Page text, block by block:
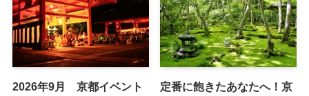
2026年9月 京都イベント
定番に飽きたあなたへ！京